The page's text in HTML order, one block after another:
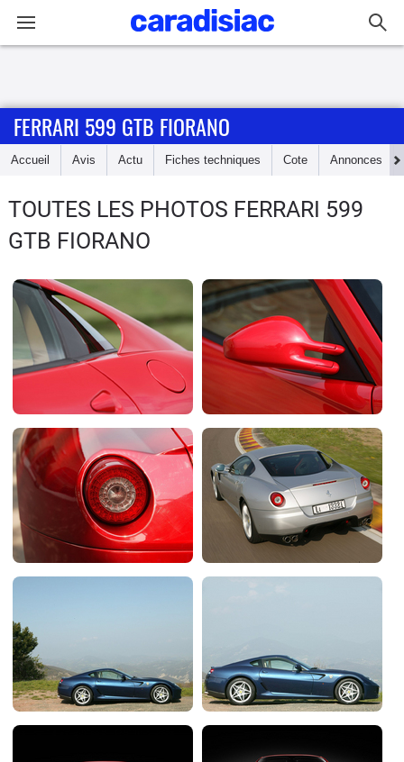
Accueil
Essais
d'achat
Electriques
Utilitaires
Flottes
Auto
Services
Forum
Moto
Marques
FERRARI 599 GTB FIORANO
Accueil Avis Actu Fiches techniques Cote Annonces
TOUTES LES PHOTOS FERRARI 599
GTB FIORANO